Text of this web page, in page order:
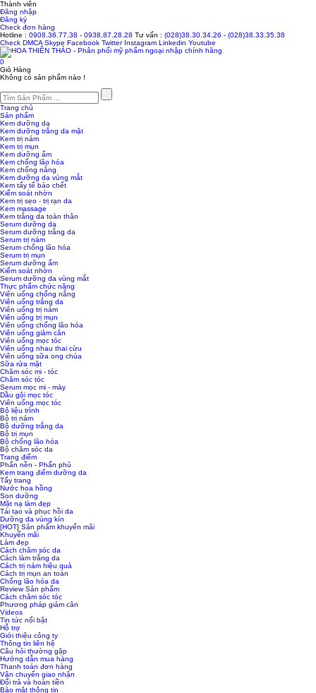
Thành viên
Đăng nhập
Đăng ký
Check đơn hàng
Hotline : 0908.36.77.38 - 0938.87.28.28 Tư vấn : (028)38.30.34.26 - (028)38.33.35.38
Check DMCA Skype Facebook Twitter Instagram Linkedin Youtube
0
Giỏ Hàng
Không có sản phẩm nào !
Trang chủ
Sản phẩm
Kem dưỡng da
Kem dưỡng trắng da mặt
Kem trị nám
Kem trị mụn
Kem dưỡng ẩm
Kem chống lão hóa
Kem chống nắng
Kem dưỡng da vùng mắt
Kem tẩy tế bào chết
Kiểm soát nhờn
Kem trị sẹo - trị rạn da
Kem massage
Kem trắng da toàn thân
Serum dưỡng da
Serum dưỡng trắng da
Serum trị nám
Serum chống lão hóa
Serum trị mụn
Serum dưỡng ẩm
Kiểm soát nhờn
Serum dưỡng da vùng mắt
Thực phẩm chức năng
Viên uống chống nắng
Viên uống trắng da
Viên uống trị nám
Viên uống trị mụn
Viên uống chống lão hóa
Viên uống giảm cân
Viên uống mọc tóc
Viên uống nhau thai cừu
Viên uống sữa ong chúa
Sữa rửa mặt
Chăm sóc mi - tóc
Chăm sóc tóc
Serum mọc mi - mày
Dầu gội mọc tóc
Viên uống mọc tóc
Bộ liệu trình
Bộ trị nám
Bộ dưỡng trắng da
Bộ trị mụn
Bộ chống lão hóa
Bộ chăm sóc da
Trang điểm
Phấn nền - Phấn phủ
Kem trang điểm dưỡng da
Tẩy trang
Nước hoa hồng
Son dưỡng
Mặt nạ làm đẹp
Tái tạo và phục hồi da
Dưỡng da vùng kín
[HOT] Sản phẩm khuyến mãi
Khuyến mãi
Làm đẹp
Cách chăm sóc da
Cách làm trắng da
Cách trị nám hiệu quả
Cách trị mụn an toàn
Chống lão hóa da
Review Sản phẩm
Cách chăm sóc tóc
Phương pháp giảm cân
Videos
Tin tức nổi bật
Hỗ trợ
Giới thiệu công ty
Thông tin liên hệ
Câu hỏi thường gặp
Hướng dẫn mua hàng
Thanh toán đơn hàng
Vận chuyển giao nhận
Đổi trả và hoàn tiền
Bảo mật thông tin